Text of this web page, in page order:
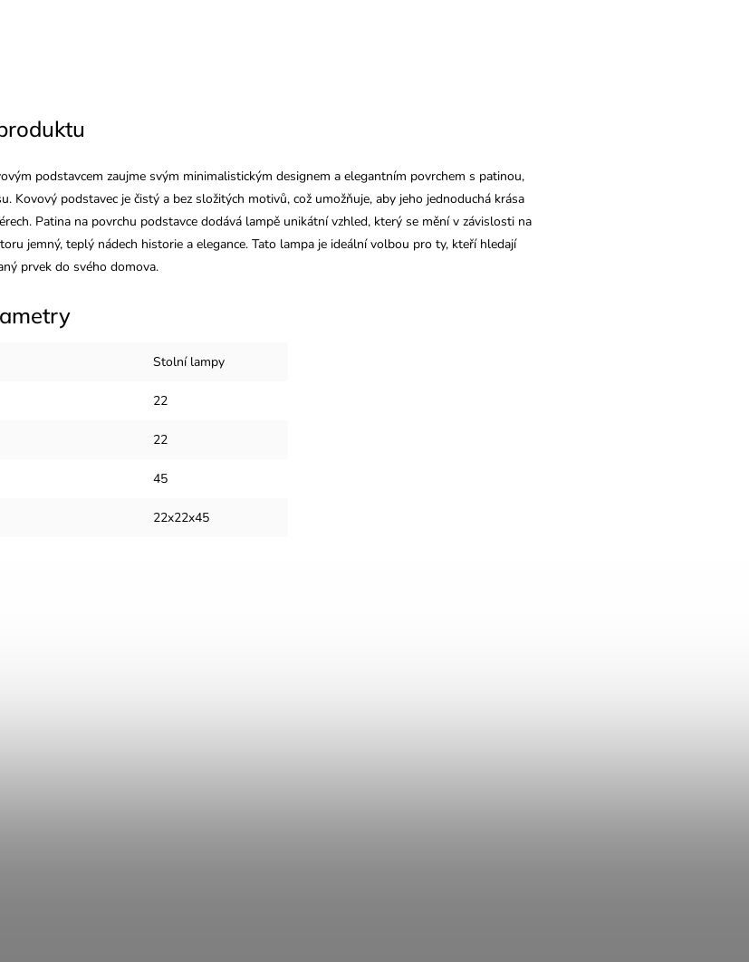
podstavcem zaujme svým minimalistickým designem a elegantním povrchem s patinou,
Kovový podstavec je čistý a bez složitých motivů, což umožňuje, aby jeho jednoduchá krása
Patina na povrchu podstavce dodává lampě unikátní vzhled, který se mění v závislosti na
jemný, teplý nádech historie a elegance. Tato lampa je ideální volbou pro ty, kteří hledají
prvek do svého domova.
Stolní lampy
22
22
45
22x22x45